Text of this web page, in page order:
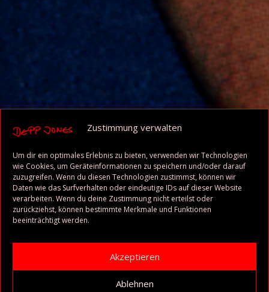
Zustimmung verwalten
Um dir ein optimales Erlebnis zu bieten, verwenden wir Technologien
wie Cookies, um Geräteinformationen zu speichern und/oder darauf
zuzugreifen. Wenn du diesen Technologien zustimmst, können wir
Daten wie das Surfverhalten oder eindeutige IDs auf dieser Website
verarbeiten. Wenn du deine Zustimmung nicht erteilst oder
zurückziehst, können bestimmte Merkmale und Funktionen
beeinträchtigt werden.
Akzeptieren
Ablehnen